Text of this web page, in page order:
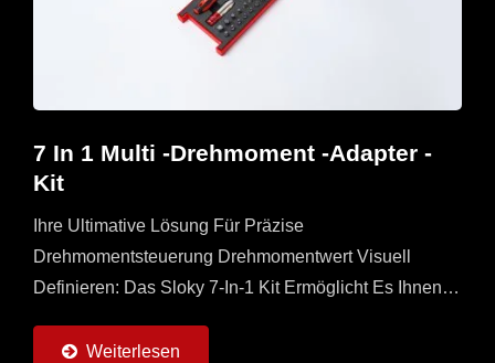
7 In 1 Multi -Drehmoment -Adapter -
Kit
Ihre Ultimative Lösung Für Präzise
Drehmomentsteuerung Drehmomentwert Visuell
Definieren: Das Sloky 7-In-1 Kit Ermöglicht Es Ihnen,
Adapter Visuell Einzustellen...
Weiterlesen